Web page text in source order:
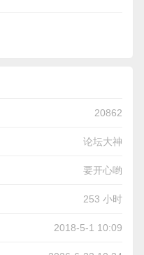
20862
论坛大神
要开心哟
253 小时
2018-5-1 10:09